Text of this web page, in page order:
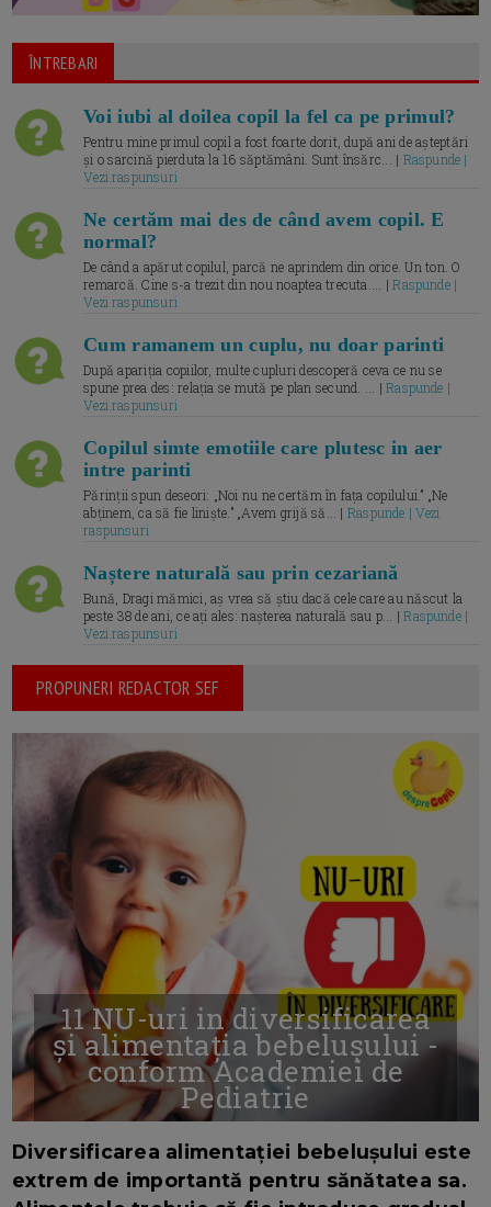
ÎNTREBARI
Voi iubi al doilea copil la fel ca pe primul?
Pentru mine primul copil a fost foarte dorit, după ani de așteptări
și o sarcină pierduta la 16 săptămâni. Sunt însărc... | Raspunde |
Vezi raspunsuri
Ne certăm mai des de când avem copil. E
normal?
De când a apărut copilul, parcă ne aprindem din orice. Un ton. O
remarcă. Cine s-a trezit din nou noaptea trecuta.... |Raspunde |
Vezi raspunsuri
Cum ramanem un cuplu, nu doar parinti
După apariția copiilor, multe cupluri descoperă ceva ce nu se
spune prea des: relația se mută pe plan secund. ... |Raspunde |
Vezi raspunsuri
Copilul simte emotiile care plutesc in aer
intre parinti
Părinții spun deseori: „Noi nu ne certăm în fața copilului.” „Ne
abținem, ca să fie liniște.” „Avem grijă să... | Raspunde | Vezi
raspunsuri
Naștere naturală sau prin cezariană
Bună, Dragi mămici, aș vrea să știu dacă cele care au născut la
peste 38 de ani, ce ați ales: nașterea naturală sau p... |Raspunde |
Vezi raspunsuri
PROPUNERI REDACTOR SEF
11 NU-uri in diversificarea
și alimentația bebelușului -
conform Academiei de
Pediatrie
Diversificarea alimentației bebelușului este
extrem de importantă pentru sănătatea sa.